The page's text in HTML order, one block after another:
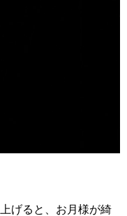
げると、お月様が綺